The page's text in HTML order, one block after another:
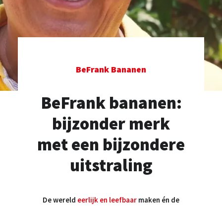
TEL: +31 20 589 29 29
BeFrank Bananen
BeFrank bananen:
bijzonder merk
met een bijzondere
uitstraling
De wereld eerlijk en leefbaar maken én de